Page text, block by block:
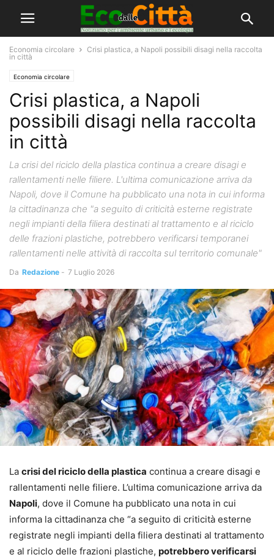
Economia circolare
Crisi plastica, a Napoli possibili disagi nella raccolta
in città
Economia circolare
Crisi plastica, a Napoli
possibili disagi nella raccolta
in città
La crisi del riciclo della plastica continua a creare disagi e
rallentamenti nelle filiere. L'ultima comunicazione arriva da
Napoli, dove il Comune ha pubblicato una nota in cui informa
la cittadinanza che "a seguito di criticità esterne registrate
negli impianti della filiera destinati al trattamento e al riciclo
delle frazioni plastiche, potrebbero verificarsi temporanei
rallentamenti nelle attività di raccolta sul territorio comunale"
Da Redazione - 7 Luglio 2026
La crisi del riciclo della plastica continua a creare disagi e
rallentamenti nelle filiere. L’ultima comunicazione arriva da
Napoli, dove il Comune ha pubblicato una nota in cui
informa la cittadinanza che “a seguito di criticità esterne
registrate negli impianti della filiera destinati al trattamento
e al riciclo delle frazioni plastiche, potrebbero verificarsi